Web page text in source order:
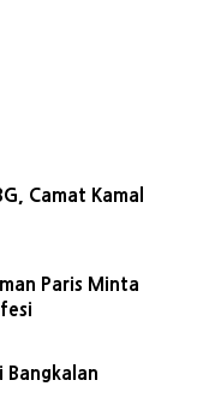
Camat Kamal
Paris Minta
Bangkalan